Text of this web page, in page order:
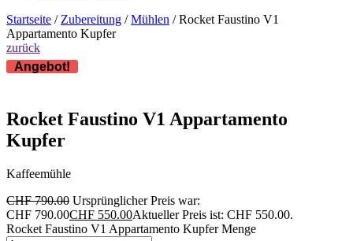
Startseite / Zubereitung /Mühlen / Rocket Faustino V1
Appartamento Kupfer
zurück
Angebot!
Rocket Faustino V1 Appartamento
Kupfer
Kaffeemühle
CHF790.00 Ursprünglicher Preis war:
CHF 790.00CHF 550.00Aktueller Preis ist: CHF 550.00.
Rocket Faustino V1 Appartamento Kupfer Menge